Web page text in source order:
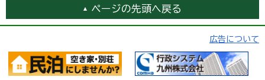
ページの先頭へ戻る
広告について